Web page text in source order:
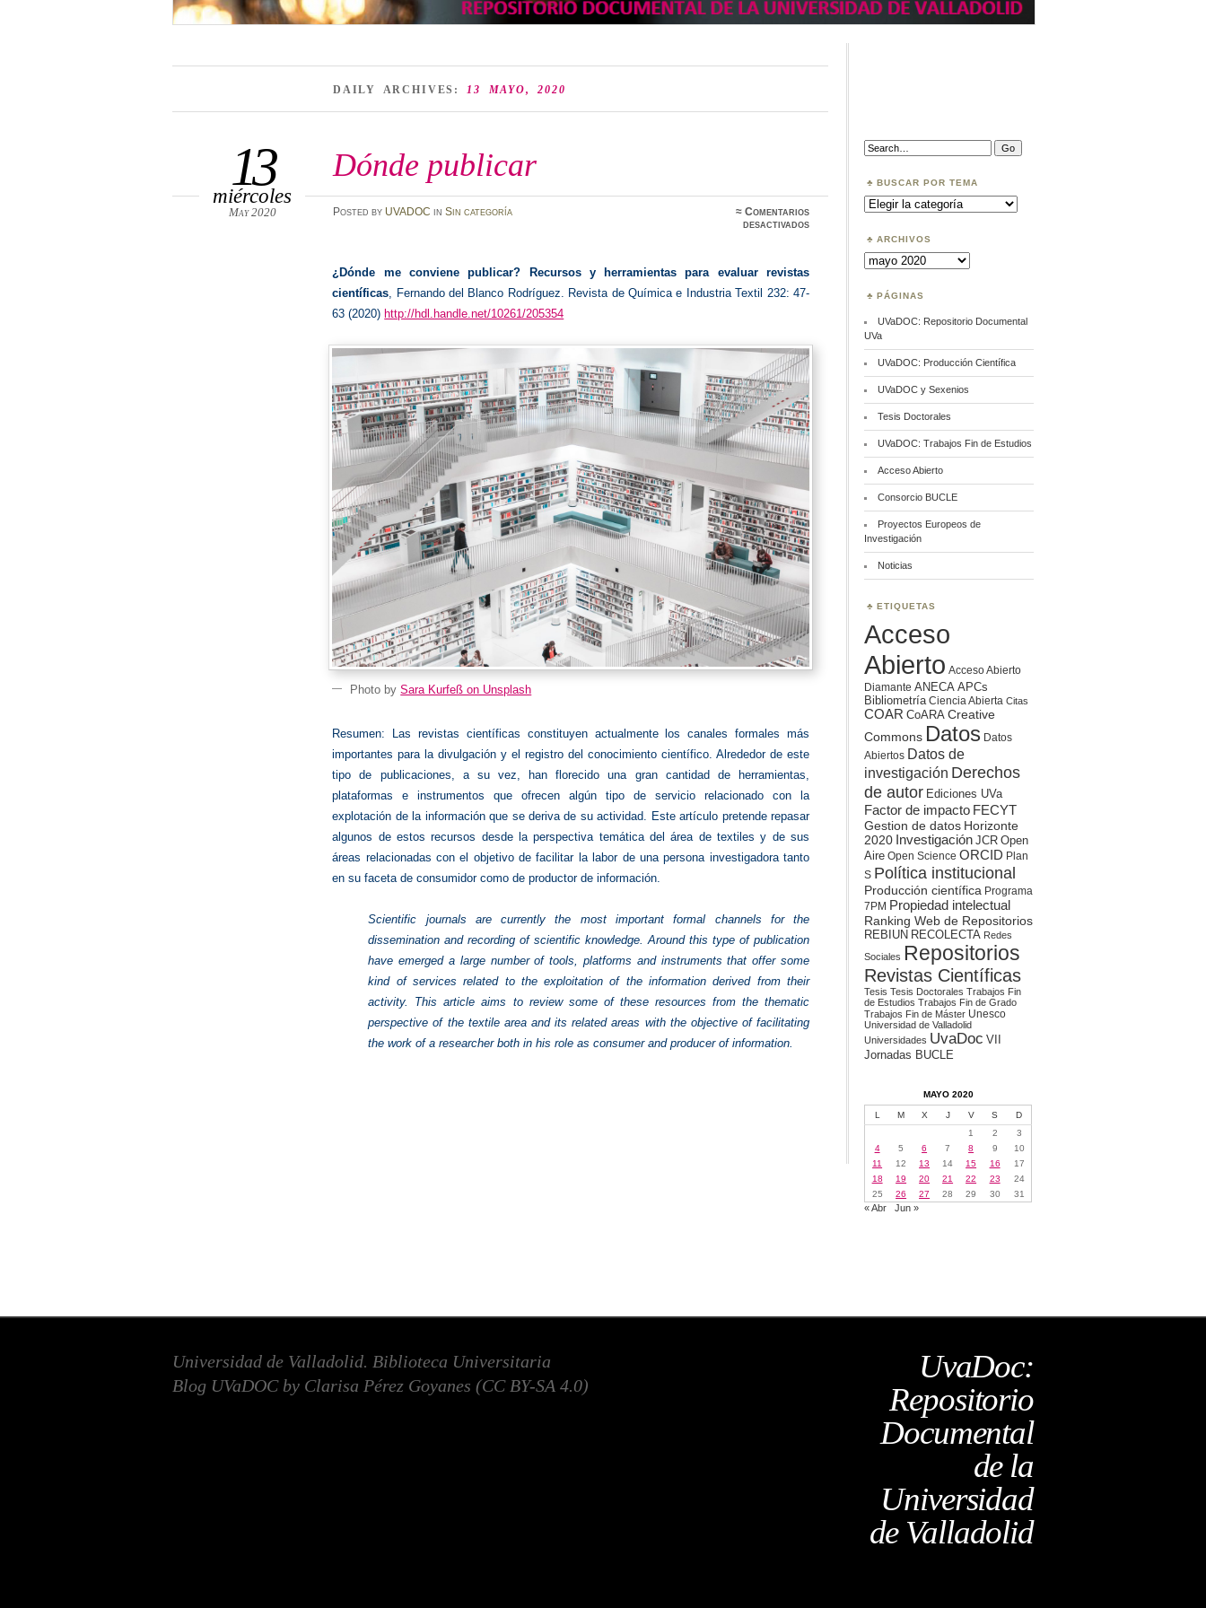
DAILY ARCHIVES:13 MAYO, 2020
Dónde publicar
13
miércoles
May 2020 Posted by UVADOC in Sin categoría ≈Comentarios
desactivadosen
¿Dónde me conviene publicar? Recursos y herramientas para evaluar revistas
científicas, Fernando del Blanco Rodríguez. Revista de Química e Industria Textil 232: 47-
63 (2020) http://hdl.handle.net/10261/205354
Photo bySara Kurfeß on Unsplash
Resumen: Las revistas científicas constituyen actualmente los canales formales más
importantes para la divulgación y el registro del conocimiento científico. Alrededor de este
tipo de publicaciones, a su vez, han florecido una gran cantidad de herramientas,
plataformas e instrumentos que ofrecen algún tipo de servicio relacionado con la
explotación de la información que se deriva de su actividad. Este artículo pretende repasar
algunos de estos recursos desde la perspectiva temática del área de textiles y de sus
áreas relacionadas con el objetivo de facilitar la labor de una persona investigadora tanto
en su faceta de consumidor como de productor de información.
Scientific journals are currently the most important formal channels for the
dissemination and recording of scientific knowledge. Around this type of publication
have emerged a large number of tools, platforms and instruments that offer some
kind of services related to the exploitation of the information derived from their
activity. This article aims to review some of these resources from the thematic
perspective of the textile area and its related areas with the objective of facilitating
the work of a researcher both in his role as consumer and producer of information.
Search:
BUSCAR POR TEMA
Buscar
por
ARCHIVOS
Archivos
PÁGINAS
UVaDOC: Repositorio Documental
UVa
UVaDOC: Producción Científica
UVaDOC y Sexenios
Tesis Doctorales
UVaDOC: Trabajos Fin de Estudios
Acceso Abierto
Consorcio BUCLE
Proyectos Europeos de
Investigación
Noticias
ETIQUETAS
Acceso
Abierto Acceso Abierto
Diamante ANECA APCs
Bibliometría Ciencia Abierta Citas
COAR CoARA Creative
Commons Datos Datos
Abiertos Datos de
investigación Derechos
de autor Ediciones UVa
Factor de impacto FECYT
Gestion de datos Horizonte
2020 Investigación JCR Open
Aire Open Science ORCID Plan
S Política institucional
Producción científica Programa
7PM Propiedad intelectual
Ranking Web de Repositorios
REBIUN RECOLECTA Redes
Sociales Repositorios
Revistas Científicas
Tesis Tesis Doctorales Trabajos Fin
de Estudios Trabajos Fin de Grado
Trabajos Fin de Máster Unesco
Universidad de Valladolid
Universidades UvaDoc VII
Jornadas BUCLE
MAYO 2020
L M X J V S
D
1
2
3
4
5 6 7 8 9
10
11
12 13 14 15 16
17
18
19 20 21 22 23
24
25
26 27 28 29 30 31
« Abr Jun »
UvaDoc:
Repositorio
Documental
de la
Universidad
de Valladolid
Universidad de Valladolid. Biblioteca Universitaria
Blog UVaDOC by Clarisa Pérez Goyanes (CC BY-SA 4.0)